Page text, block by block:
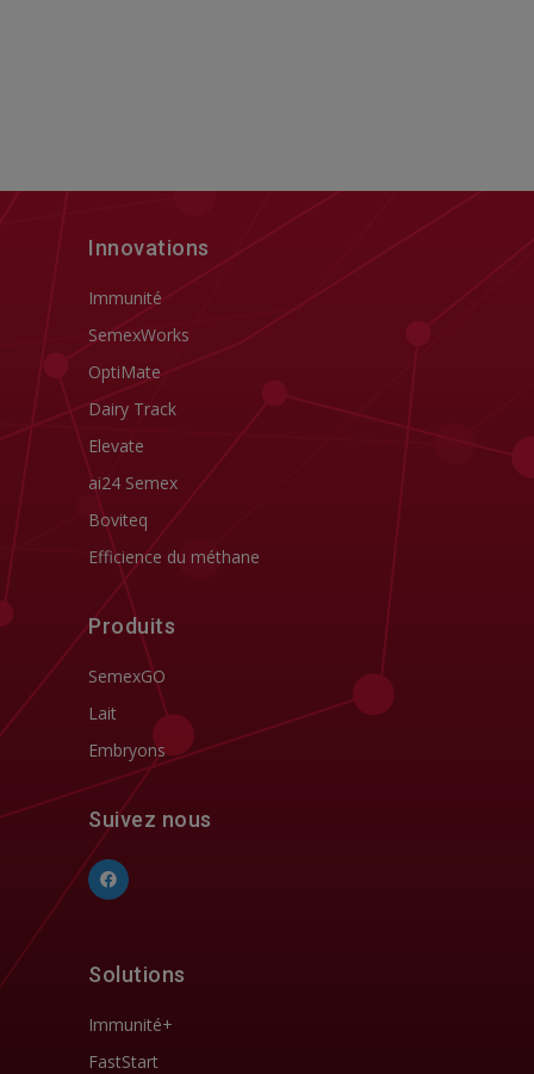
Innovations
Immunité
SemexWorks
OptiMate
Dairy Track
Elevate
ai24 Semex
Boviteq
Efficience du méthane
Produits
SemexGO
Lait
Embryons
Suivez nous
Solutions
Immunité+
FastStart